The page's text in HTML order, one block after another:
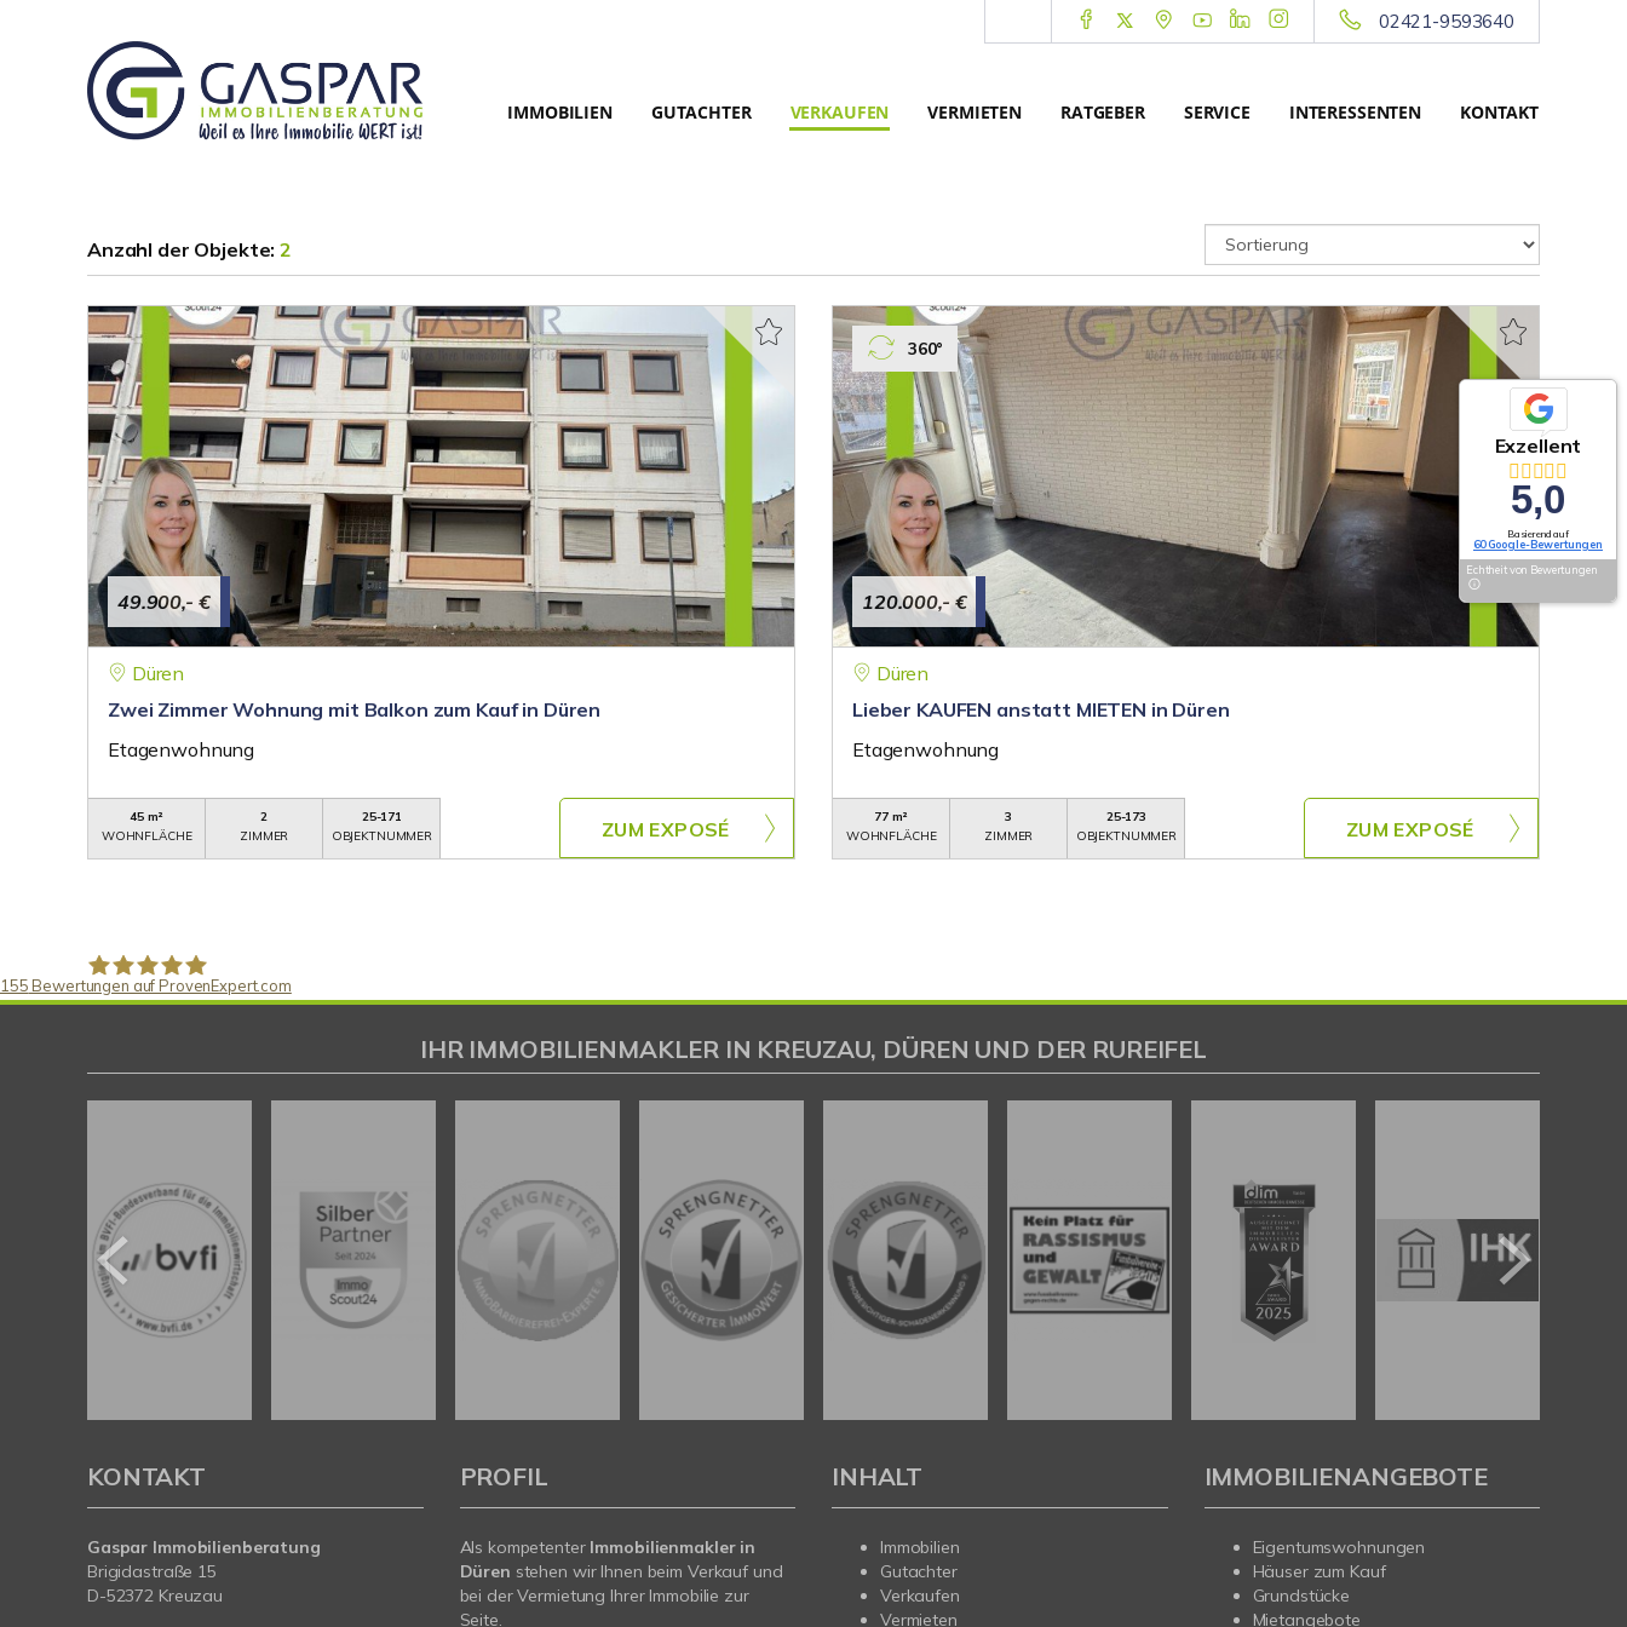
02421-9593640
IMMOBILIEN GUTACHTER VERKAUFEN VERMIETEN RATGEBER SERVICE INTERESSENTEN KONTAKT
Anzahl der Objekte:2
49.900,- €
Düren
Zwei Zimmer Wohnung mit Balkon zum Kauf in Düren
Etagenwohnung
45 m²
WOHNFLÄCHE
2
ZIMMER
25-171
OBJEKTNUMMER
ZUM EXPOSÉ
120.000,- €
360°
Düren
Lieber KAUFEN anstatt MIETEN in Düren
Etagenwohnung
77 m²
WOHNFLÄCHE
3
ZIMMER
25-173
OBJEKTNUMMER
ZUM EXPOSÉ
Exzellent
5,0
Basierend auf
60 Google-Bewertungen
Echtheit von Bewertungen
155 Bewertungen auf ProvenExpert.com
IHR IMMOBILIENMAKLER IN KREUZAU, DÜREN UND DER RUREIFEL
KONTAKT
Gaspar Immobilienberatung
Brigidastraße 15
D-52372 Kreuzau
PROFIL
Als kompetenter Immobilienmakler in
Düren stehen wir Ihnen beim Verkauf und
bei der Vermietung Ihrer Immobilie zur
Seite.
INHALT
Immobilien
Gutachter
Verkaufen
Vermieten
IMMOBILIENANGEBOTE
Eigentumswohnungen
Häuser zum Kauf
Grundstücke
Mietangebote